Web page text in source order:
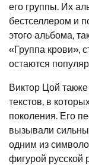
его группы. Их
бестселлером и
этого альбома,
«Группа крови»,
остаются
Виктор Цой
текстов, в
поколения. Его
вызывали
одним из
фигурой русской